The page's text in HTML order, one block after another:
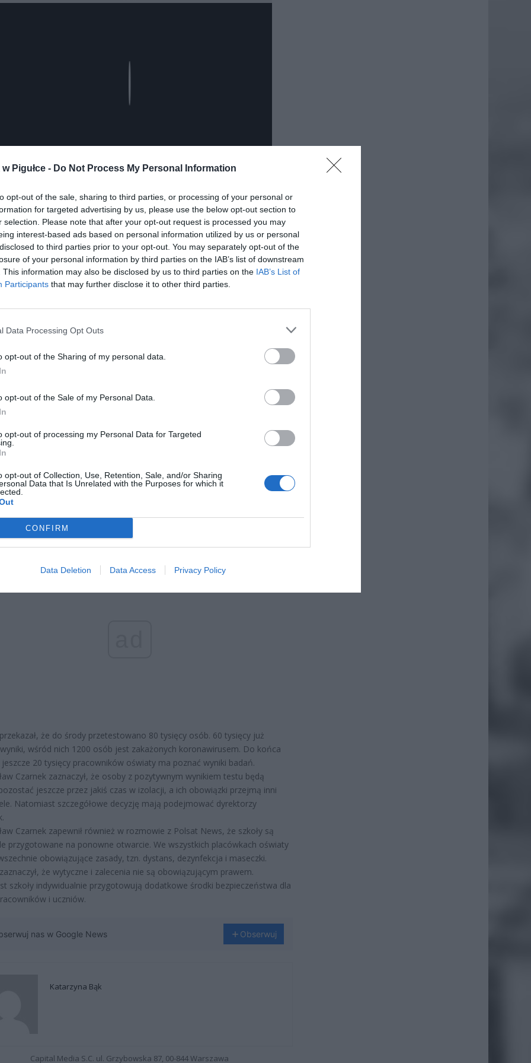
Pigułce - Do Not Process My Personal Information
opt-out of the sale, sharing to third parties, or processing of your personal or
for targeted advertising by us, please use the below opt-out section to
selection. Please note that after your opt-out request is processed you may
interest-based ads based on personal information utilized by us or personal
to third parties prior to your opt-out. You may separately opt-out of the
of your personal information by third parties on the IAB’s list of downstream
This information may also be disclosed by us to third parties on the IAB’s List of
Participants that may further disclose it to other third parties.
Data Processing Opt Outs
opt-out of the Sharing of my personal data.
opt-out of the Sale of my Personal Data.
opt-out of processing my Personal Data for Targeted
opt-out of Collection, Use, Retention, Sale, and/or Sharing
Data that Is Unrelated with the Purposes for which it
CONFIRM
Data Deletion Data Access Privacy Policy
nas do preferowanych źródeł w Google Dodaj
Fot. Shutterstock
do szkół mają wrócić uczniowie klas I-III. Początkowo miało to
wybranych województw, ale ostatecznie naukę stacjonarną rozpoczną
w całym kraju. Minister edukacji Przemysław Czarnek poinformował dziś o
że do środy przetestowano 80 tysięcy osób. 60 tysięcy już
wśród nich 1200 osób jest zakażonych koronawirusem. Do końca
20 tysięcy pracowników oświaty ma poznać wyniki badań.
Czarnek zaznaczył, że osoby z pozytywnym wynikiem testu będą
jeszcze przez jakiś czas w izolacji, a ich obowiązki przejmą inni
Natomiast szczegółowe decyzję mają podejmować dyrektorzy
Czarnek zapewnił również w rozmowie z Polsat News, że szkoły są
przygotowane na ponowne otwarcie. We wszystkich placówkach oświaty
obowiązujące zasady, tzn. dystans, dezynfekcja i maseczki.
że wytyczne i zalecenia nie są obowiązującym prawem.
szkoły indywidualnie przygotowują dodatkowe środki bezpieczeństwa dla
i uczniów.
nas w Google News Obserwuj
Katarzyna Bąk
Capital Media S.C. ul. Grzybowska 87, 00-844 Warszawa